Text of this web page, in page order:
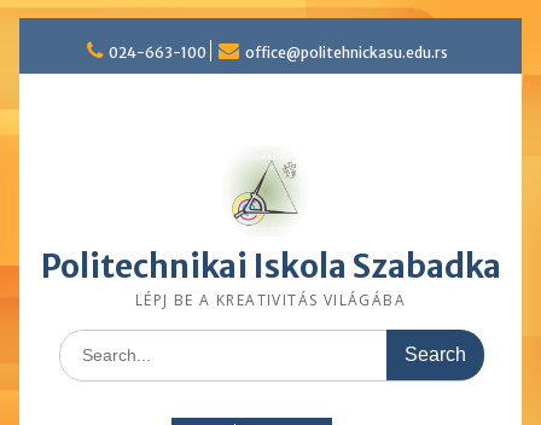
content
024-663-100 office@politehnickasu.edu.rs
Politechnikai Iskola Szabadka
LÉPJ BE A KREATIVITÁS VILÁGÁBA
Search
for: